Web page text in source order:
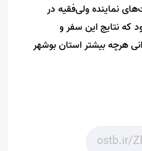
نماینده ولی‌فقیه در
که نتایج این سفر و
هرچه بیشتر استان بوشهر